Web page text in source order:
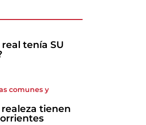
tenía SU
comunes y
tienen